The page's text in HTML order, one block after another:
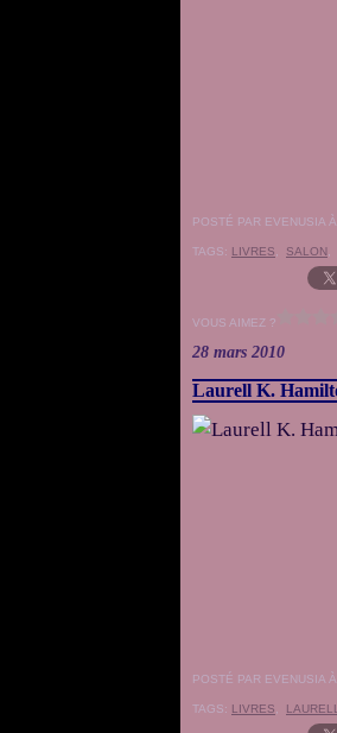
POSTÉ PAR EVENUSIA
TAGS: LIVRES SALON
VOUS AIMEZ ?
28 mars 2010
Laurell K.
POSTÉ PAR EVENUSIA
TAGS: LIVRES